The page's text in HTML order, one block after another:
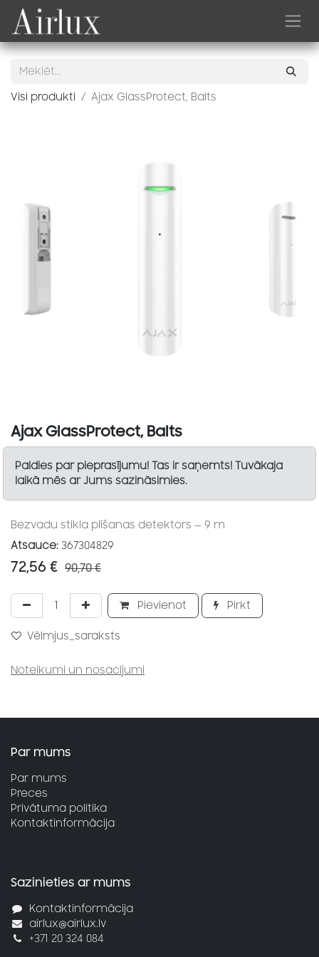
Skip to Content
Visi produkti Ajax GlassProtect, Balts
Ajax GlassProtect, Balts
Paldies par pieprasījumu! Tas ir saņemts! Tuvākaja
laikā mēs ar Jums sazināsimies.
Bezvadu stikla plīšanas detektors — 9 m
Atsauce: 367304829
72,56 € 90,70€
Pievienot Pirkt
Vēlmjus_saraksts
Noteikumi un nosacījumi
Par mums
Par mums
Preces
Privātuma politika
Kontaktinformācija
Sazinieties ar mums
Kontaktinformācija
airlux@airlux.lv
+371 20 324 084